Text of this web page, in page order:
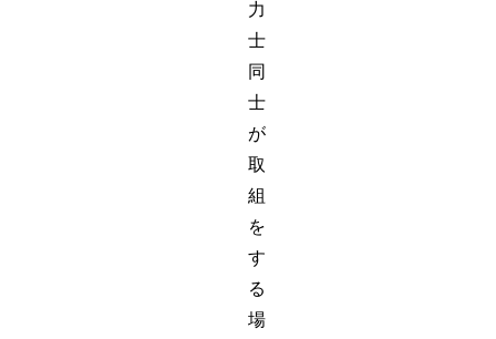
力
士
同
士
が
取
組
を
す
る
場